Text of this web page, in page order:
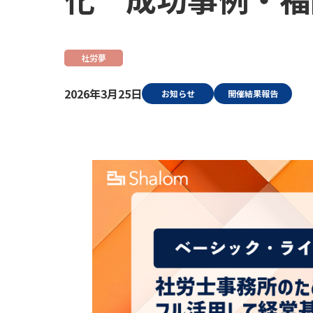
社労夢
2026年3月25日 お知らせ 開催結果報告